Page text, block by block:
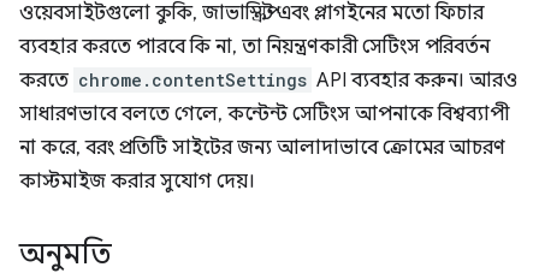
ওয়েবসাইটগুলো কুকি, জাভাস্ক্রিপ্ট এবং প্লাগইনের মতো ফিচার
ব্যবহার করতে পারবে কি না, তা নিয়ন্ত্রণকারী সেটিংস পরিবর্তন
করতে chrome.contentSettings API ব্যবহার করুন। আরও
সাধারণভাবে বলতে গেলে, কন্টেন্ট সেটিংস আপনাকে বিশ্বব্যাপী
না করে, বরং প্রতিটি সাইটের জন্য আলাদাভাবে ক্রোমের আচরণ
কাস্টমাইজ করার সুযোগ দেয়।
অনুমতি